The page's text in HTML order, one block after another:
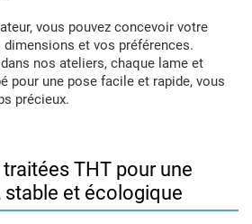
vous pouvez concevoir votre
et vos préférences.
nos ateliers, chaque lame et
pour une pose facile et rapide, vous
précieux.
THT pour une
stable et écologique